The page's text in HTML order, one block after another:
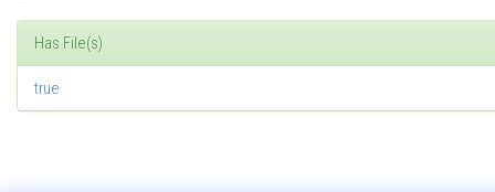
Has File(s)
true